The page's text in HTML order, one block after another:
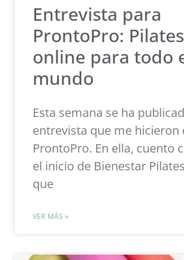
Entrevista para
ProntoPro: Pilates
online para todo
mundo
Esta semana se ha
entrevista que me hicieron
ProntoPro. En ella, cuento
el inicio de Bienestar
que
VER MÁS »